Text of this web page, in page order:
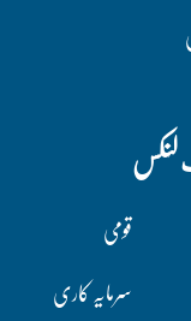
لنکس
قومی
سرمایہ کاری